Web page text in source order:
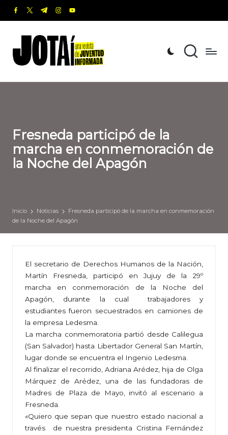
Saltar
contenido
facebook.com
twitter.com
t.me instagram.com
youtube.com
o
t
revista
de
Informada
Fresneda participó de la
marcha en conmemoración de
la Noche del Apagón
Inicio Noticias
Fresneda participó de la marcha en conmemoración
de la Noche del Apagón
El secretario de Derechos Humanos de la Nación,
Martín Fresneda, participó en Jujuy de la 29º
marcha en conmemoración de la Noche del
Apagón, durante la cual trabajadores y
estudiantes fueron secuestrados en camiones de
la empresa Ledesma.
La marcha conmemoratoria partió desde Calilegua
(San Salvador) hasta Libertador General San Martín,
lugar donde se encuentra el Ingenio Ledesma.
Al finalizar el recorrido, Adriana Arédez, hija de Olga
Márquez de Arédez, una de las fundadoras de
Madres de Plaza de Mayo, invitó al escenario a
Fresneda.
«Quiero que sepan que nuestro estado nacional a
través de nuestra presidenta Cristina Fernández